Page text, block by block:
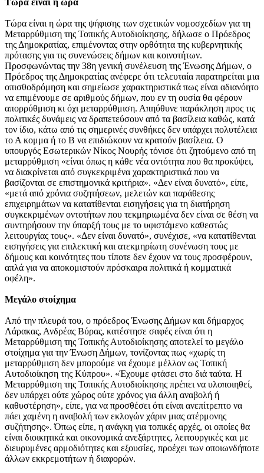
Τώρα είναι η ώρα
Τώρα είναι η ώρα της ψήφισης των σχετικών νομοσχεδίων για τη
Μεταρρύθμιση της Τοπικής Αυτοδιοίκησης, δήλωσε ο Πρόεδρος
της Δημοκρατίας, επιμένοντας στην ορθότητα της κυβερνητικής
πρότασης για τις συνενώσεις δήμων και κοινοτήτων.
Προσφωνώντας την 38η γενική συνέλευση της Ένωσης Δήμων, ο
Πρόεδρος της Δημοκρατίας ανέφερε ότι τελευταία παρατηρείται μια
οπισθοδρόμηση και σημείωσε χαρακτηριστικά πως είναι αδιανόητο
να επιμένουμε σε αριθμούς δήμων, που εν τη ουσία θα φέρουν
απορρύθμιση κι όχι μεταρρύθμιση. Απηύθυνε παράκληση προς τις
πολιτικές δυνάμεις να δραπετεύσουν από τα βασίλεια καθώς, κατά
τον ίδιο, κάτω από τις σημερινές συνθήκες δεν υπάρχει πολυτέλεια
το Α κομμα ή το Β να επιδιώκουν να κρατούν βασίλεια. Ο
υπουργός Εσωτερικών Νίκος Νουρής τόνισε ότι ζητούμενο από τη
μεταρρύθμιση «είναι όπως η κάθε νέα οντότητα που θα προκύψει,
να διακρίνεται από συγκεκριμένα χαρακτηριστικά που να
βασίζονται σε επιστημονικά κριτήρια». «Δεν είναι δυνατό», είπε,
«μετά από χρόνια συζητήσεων, μελετών και παράθεσης
επιχειρημάτων να κατατίθενται εισηγήσεις για τη διατήρηση
συγκεκριμένων οντοτήτων που τεκμηριωμένα δεν είναι σε θέση να
συντηρήσουν την ύπαρξή τους με το υφιστάμενο καθεστώς
λειτουργίας τους». «Δεν είναι δυνατό», συνέχισε, «να κατατίθενται
εισηγήσεις για επιλεκτική και ατεκμηρίωτη συνένωση τους με
δήμους και κοινότητες που τίποτε δεν έχουν να τους προσφέρουν,
απλά για να αποκομιστούν πρόσκαιρα πολιτικά ή κομματικά
οφέλη».
Μεγάλο στοίχημα
Από την πλευρά του, ο πρόεδρος Ένωσης Δήμων και δήμαρχος
Λάρακας, Ανδρέας Βύρας, κατέστησε σαφές είναι ότι η
Μεταρρύθμιση της Τοπικής Αυτοδιοίκησης αποτελεί το μεγάλο
στοίχημα για την Ένωση Δήμων, τονίζοντας πως «χωρίς τη
μεταρρύθμιση δεν μπορούμε να έχουμε μέλλον ως Τοπική
Αυτοδιοίκηση της Κύπρου». «Έχουμε φτάσει στο διά ταύτα. Η
Μεταρρύθμιση της Τοπικής Αυτοδιοίκησης πρέπει να υλοποιηθεί,
δεν υπάρχει ούτε χώρος ούτε χρόνος για άλλη αναβολή ή
καθυστέρηση», είπε, για να προσθέσει ότι είναι ανεπίτρεπτο να
πάει χαμένη η αναβολή των εκλογών χάριν μιας ατέρμονης
συζήτησης». Όπως είπε, η ανάγκη για τοπικές αρχές, οι οποίες θα
είναι διοικητικά και οικονομικά ανεξάρτητες, λειτουργικές και με
διευρυμένες αρμοδιότητες και εξουσίες, προέχει των οποιωνδήποτε
άλλων εκκρεμοτήτων ή διαφορών.